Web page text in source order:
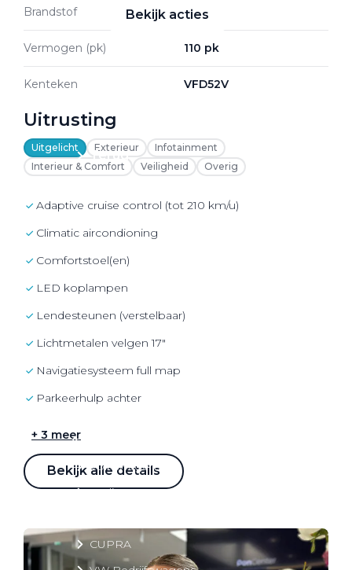
Bekijk acties
Zakelijk
Terug
Duurzaamheid
Voordelen
Veelgestelde vragen
Aanbod elektrisch
Volkswagen
Audi
CUPRA
Brandstof Diesel
Vermogen (pk) 110 pk
Kenteken VFD52V
Uitrusting
Uitgelicht Exterieur
Infotainment
Interieur & Comfort
Veiligheid Overig
Adaptive cruise control (tot 210 km/u)
Climatic aircondioning
comfortstoel(en)
LED koplampen
lendesteunen (verstelbaar)
lichtmetalen velgen 17"
navigatiesysteem full map
Parkeerhulp achter
+ 3 meer
Bekijk alle details